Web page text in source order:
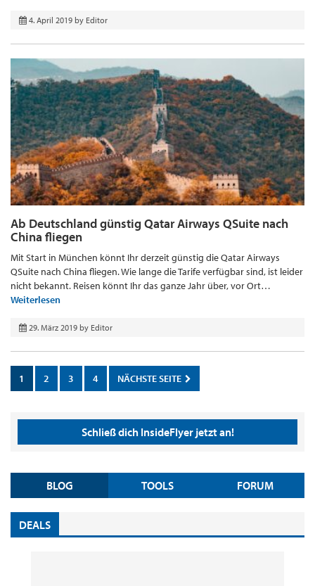
4. April 2019 by Editor
Ab Deutschland günstig Qatar Airways QSuite nach
China fliegen
Mit Start in München könnt Ihr derzeit günstig die Qatar Airways
QSuite nach China fliegen. Wie lange die Tarife verfügbar sind, ist leider
nicht bekannt. Reisen könnt Ihr das ganze Jahr über, vor Ort…
Weiterlesen
29. März 2019 by Editor
1 2 3 4 NÄCHSTE SEITE
Schließ dich InsideFlyer jetzt an!
BLOG TOOLS FORUM
DEALS